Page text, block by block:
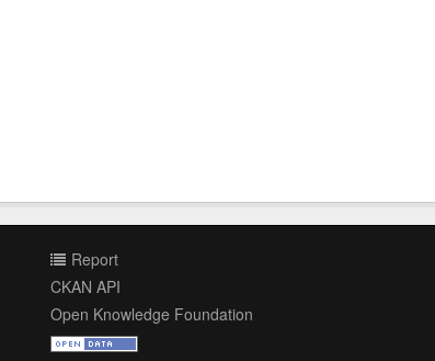
Report
CKAN API
Open Knowledge Foundation